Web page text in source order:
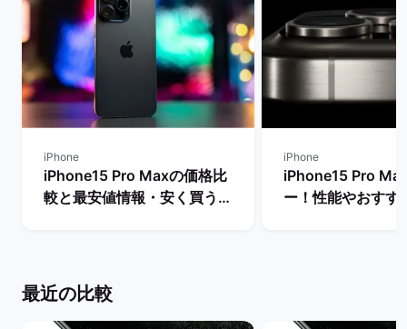
iPhone
iPhone15 Pro Maxの価格比
較と最安値情報・安く買う方
iPhone
iPhone15 Pro
ー！性能やおすす
最近の比較